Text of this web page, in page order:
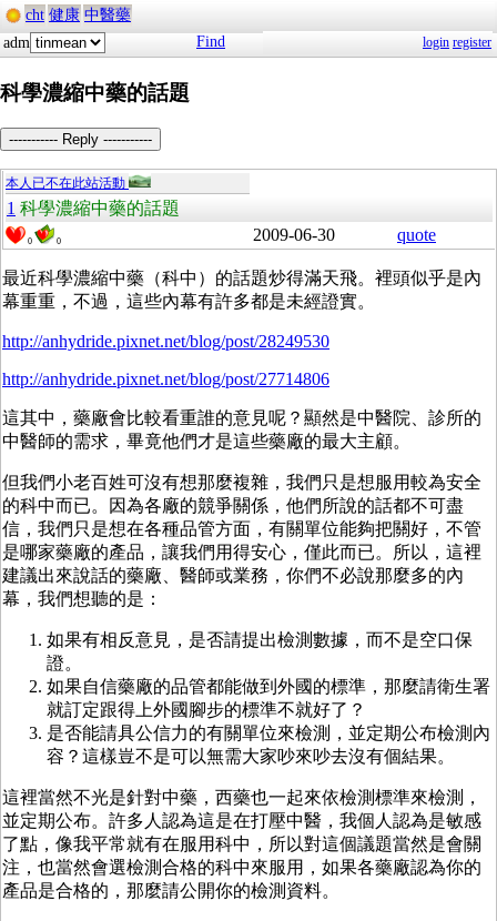
cht 健康 中醫藥
adm
Find login register
科學濃縮中藥的話題
----------- Reply -----------
本人已不在此站活動
1 科學濃縮中藥的話題
0 0 2009-06-30 quote
最近科學濃縮中藥（科中）的話題炒得滿天飛。裡頭似乎是內
幕重重，不過，這些內幕有許多都是未經證實。
http://anhydride.pixnet.net/blog/post/28249530
http://anhydride.pixnet.net/blog/post/27714806
這其中，藥廠會比較看重誰的意見呢？顯然是中醫院、診所的
中醫師的需求，畢竟他們才是這些藥廠的最大主顧。
但我們小老百姓可沒有想那麼複雜，我們只是想服用較為安全
的科中而已。因為各廠的競爭關係，他們所說的話都不可盡
信，我們只是想在各種品管方面，有關單位能夠把關好，不管
是哪家藥廠的產品，讓我們用得安心，僅此而已。所以，這裡
建議出來說話的藥廠、醫師或業務，你們不必說那麼多的內
幕，我們想聽的是：
如果有相反意見，是否請提出檢測數據，而不是空口保
證。
如果自信藥廠的品管都能做到外國的標準，那麼請衛生署
就訂定跟得上外國腳步的標準不就好了？
是否能請具公信力的有關單位來檢測，並定期公布檢測內
容？這樣豈不是可以無需大家吵來吵去沒有個結果。
這裡當然不光是針對中藥，西藥也一起來依檢測標準來檢測，
並定期公布。許多人認為這是在打壓中醫，我個人認為是敏感
了點，像我平常就有在服用科中，所以對這個議題當然是會關
注，也當然會選檢測合格的科中來服用，如果各藥廠認為你的
產品是合格的，那麼請公開你的檢測資料。